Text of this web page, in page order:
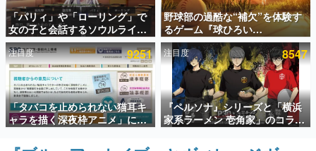
アプリセール情報
インタビュー
連載・特集一覧
殿堂入り記事
SNS拡散数が数千以上！ ページビュー数万以上！ などな
ど。多くの人々に読まれた、電ファミ渾身の“殿堂入り”記
事をまとめました。
「パリィ」や「ローリング」で
女の子と会話するソウルライク
恋愛ゲーム『小早川さんはソウ
ルライク』無料公開。返事に失
敗すると「YOU DIED」
野球部の過酷な“補欠”を体験す
るゲーム『球ひろい
Simulator』が「1件」のウィッ
シュリストをもとにチェコ語に
対応しSNSで話題に。『キング
ダム・カム』開発元やチェコの
プロ野球選手から称賛の声
注目度 9251
「タバコを止められない猫耳キ
ャラを描く深夜枠アニメ」に視
聴者の一部から批判意見。違法
薬物の使用と思しき描写も含め
注目度 8547
『ペルソナ』シリーズと「横浜
家系ラーメン 壱角家」のコラボ
が8月21日から開催。”はがく
れ”風とんこつラーメンや、おい